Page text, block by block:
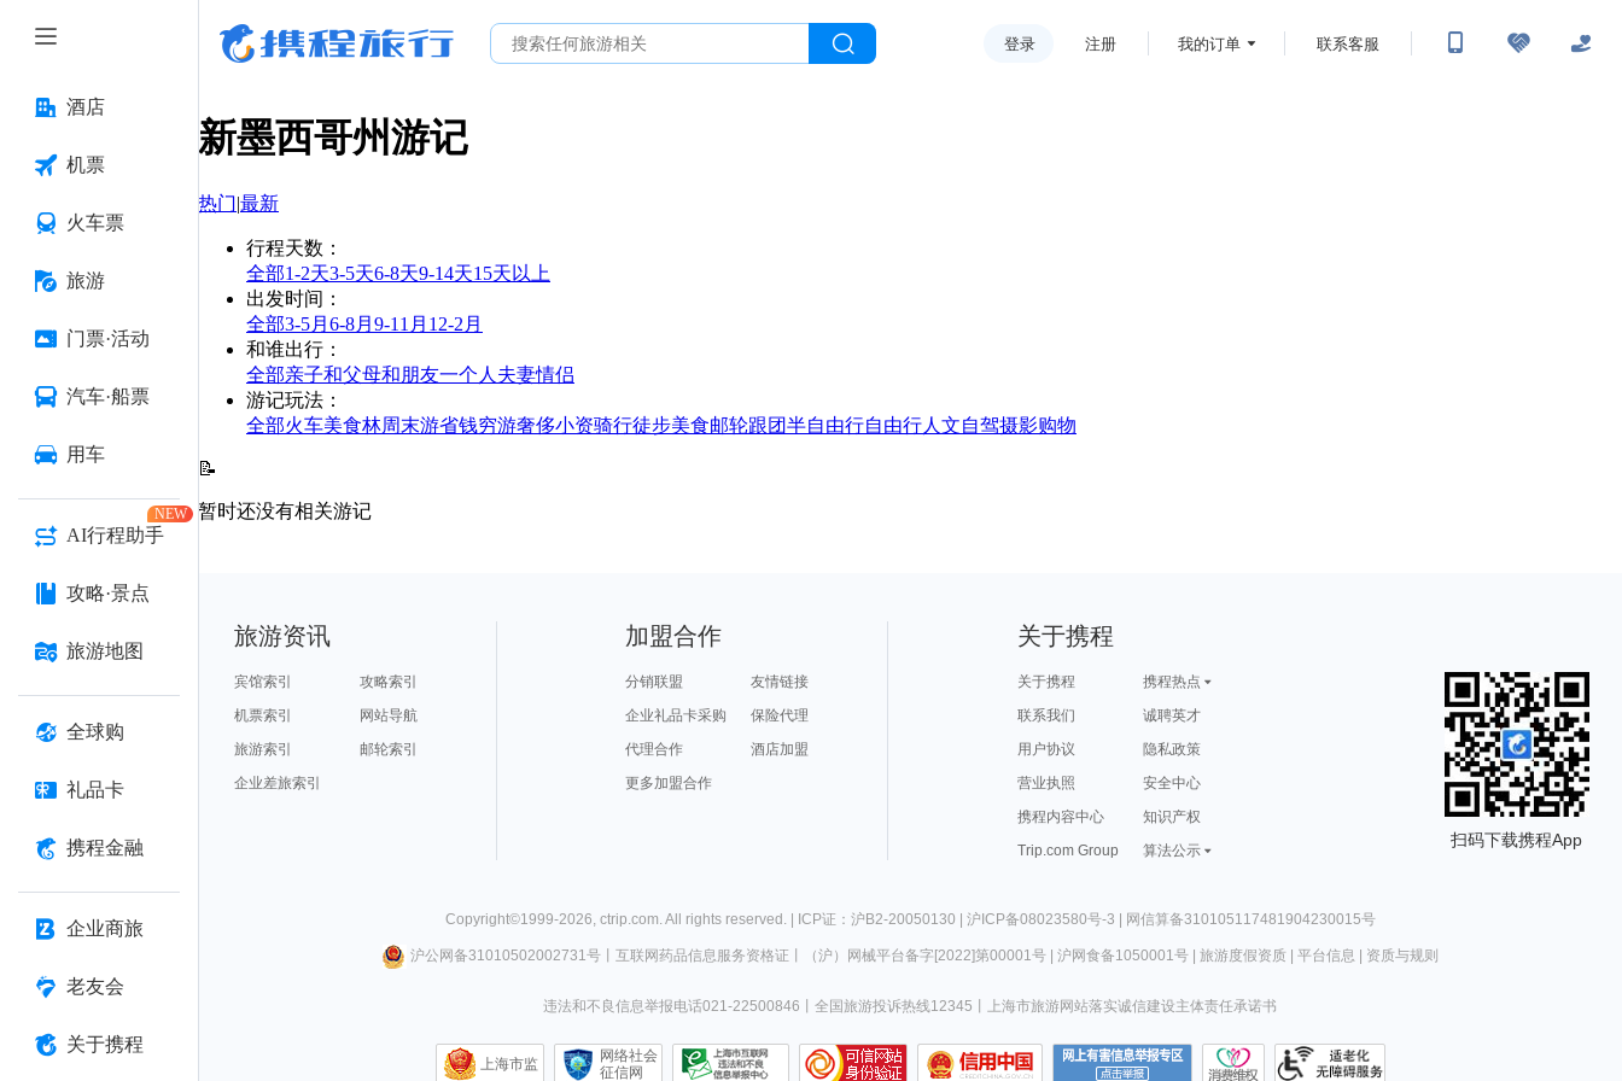
酒店
机票
火车票
旅游
门票·活动
汽车·船票
用车
AI行程助手
NEW
攻略·景点
旅游地图
全球购
礼品卡
携程金融
企业商旅
老友会
关于携程
登录 注册 我的订单 联系客服
新墨西哥州游记
热门|最新
行程天数 ：
全部1-2天3-5天6-8天9-14天15天以上
出发时间 ：
全部3-5月 6-8月 9-11月 12-2月
和谁出行 ：
全部亲子和父母和朋友一个人 夫妻情侣
游记玩法 ：
全部火车美食林周末游省钱穷游奢侈小资骑行徒步美食邮轮跟团半自由行自由行人文自驾摄影购物
📝
暂时还没有相关游记
旅游资讯
宾馆索引
攻略索引
机票索引
网站导航
旅游索引
邮轮索引
企业差旅索引
加盟合作
分销联盟
友情链接
企业礼品卡采购
保险代理
代理合作
酒店加盟
更多加盟合作
关于携程
关于携程
携程热点
联系我们
诚聘英才
用户协议
隐私政策
营业执照
安全中心
携程内容中心
知识产权
Trip.com Group
算法公示
扫码下载携程App
Copyright©1999-2026, ctrip.com. All rights reserved. | ICP证：沪B2-20050130 | 沪ICP备08023580号-3 | 网信算备310105117481904230015号
沪公网备31010502002731号丨 互联网药品信息服务资格证 （沪）网械平台备字[2022]第00001号| 沪网食备1050001号| 旅游度假资质| 平台信息 资质与规则
违法和不良信息举报电话021-22500846 全国旅游投诉热线12345 上海市旅游网站落实诚信建设主体责任承诺书
上海市监
网络社会
征信网